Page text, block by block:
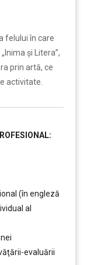
felului în care
și Litera”,
prin artă, ce
activitate.
(în engleză
al
evaluării